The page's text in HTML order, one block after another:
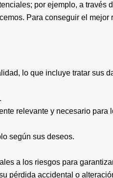
por ejemplo, a través
Para conseguir el mejor
lo que incluye tratar sus
relevante y necesario para
según sus deseos.
a los riesgos para
pérdida accidental o